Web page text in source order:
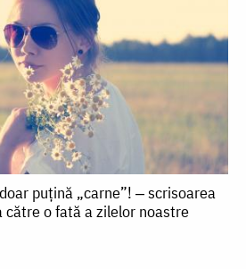
puțină „carne”! ‒ scrisoarea
către o fată a zilelor noastre